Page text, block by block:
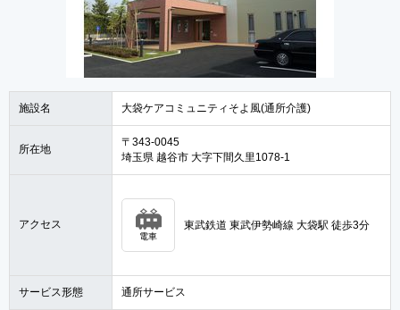
施設名 大袋ケアコミュニティそよ風(通所介護)
所在地
〒343-0045
埼玉県 越谷市 大字下間久里1078-1
アクセス
電車
東武鉄道 東武伊勢崎線 大袋駅 徒歩3分
サービス形態 通所サービス